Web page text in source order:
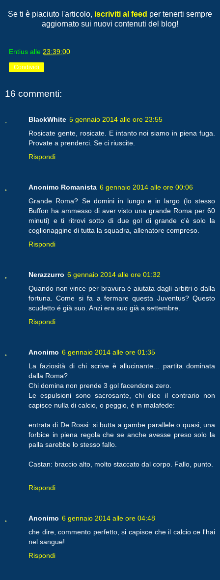
Se ti è piaciuto l'articolo, iscriviti al feed per tenerti sempre
aggiornato sui nuovi contenuti del blog!
Entius alle 23:39:00
Condividi
16 commenti:
BlackWhite 5 gennaio 2014 alle ore 23:55
Rosicate gente, rosicate. E intanto noi siamo in piena fuga.
Provate a prenderci. Se ci riuscite.
Rispondi
Anonimo Romanista 6 gennaio 2014 alle ore 00:06
Grande Roma? Se domini in lungo e in largo (lo stesso
Buffon ha ammesso di aver visto una grande Roma per 60
minuti) e ti ritrovi sotto di due gol di grande c'è solo la
coglionaggine di tutta la squadra, allenatore compreso.
Rispondi
Nerazzurro 6 gennaio 2014 alle ore 01:32
Quando non vince per bravura é aiutata dagli arbitri o dalla
fortuna. Come si fa a fermare questa Juventus? Questo
scudetto é già suo. Anzi era suo già a settembre.
Rispondi
Anonimo 6 gennaio 2014 alle ore 01:35
La faziosità di chi scrive è allucinante... partita dominata
dalla Roma?
Chi domina non prende 3 gol facendone zero.
Le espulsioni sono sacrosante, chi dice il contrario non
capisce nulla di calcio, o peggio, è in malafede:
entrata di De Rossi: si butta a gambe parallele o quasi, una
forbice in piena regola che se anche avesse preso solo la
palla sarebbe lo stesso fallo.
Castan: braccio alto, molto staccato dal corpo. Fallo, punto.
Rispondi
Anonimo 6 gennaio 2014 alle ore 04:48
che dire, commento perfetto, si capisce che il calcio ce l'hai
nel sangue!
Rispondi